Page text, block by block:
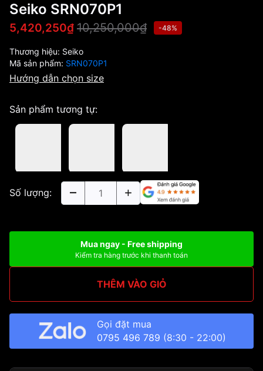
Seiko SRN070P1
5,420,250₫ 10,250,000₫ -48%
Thương hiệu: Seiko
Mã sản phẩm: SRN070P1
Hướng dẫn chọn size
Sản phẩm tương tự:
Số lượng:
Mua ngay - Free shipping
Kiểm tra hàng trước khi thanh toán
THÊM VÀO GIỎ
Gọi đặt mua
0795 496 789 (8:30 - 22:00)